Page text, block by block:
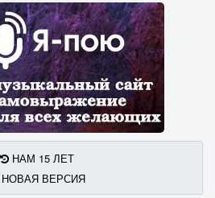
НАМ 15 ЛЕТ
НОВАЯ ВЕРСИЯ